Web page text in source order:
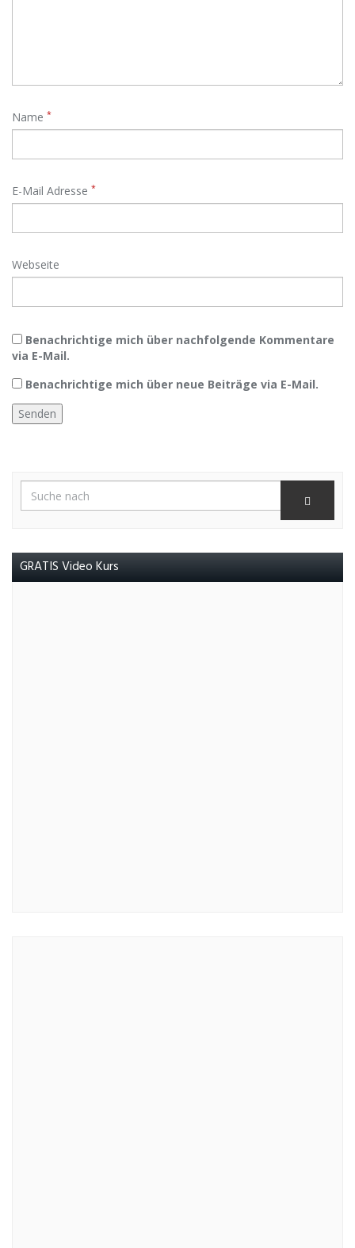
Name *
E-Mail Adresse *
Webseite
Benachrichtige mich über nachfolgende Kommentare
via E-Mail.
Benachrichtige mich über neue Beiträge via E-Mail.
GRATIS Video Kurs